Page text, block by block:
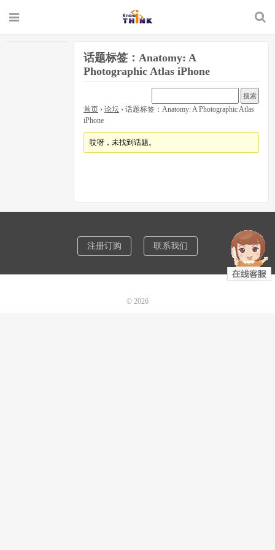
话题标签：Anatomy: A
Photographic Atlas iPhone
首页 › 论坛 › 话题标签：Anatomy: A Photographic Atlas
iPhone
哎呀，未找到话题。
注册订购 联系我们
© 2026